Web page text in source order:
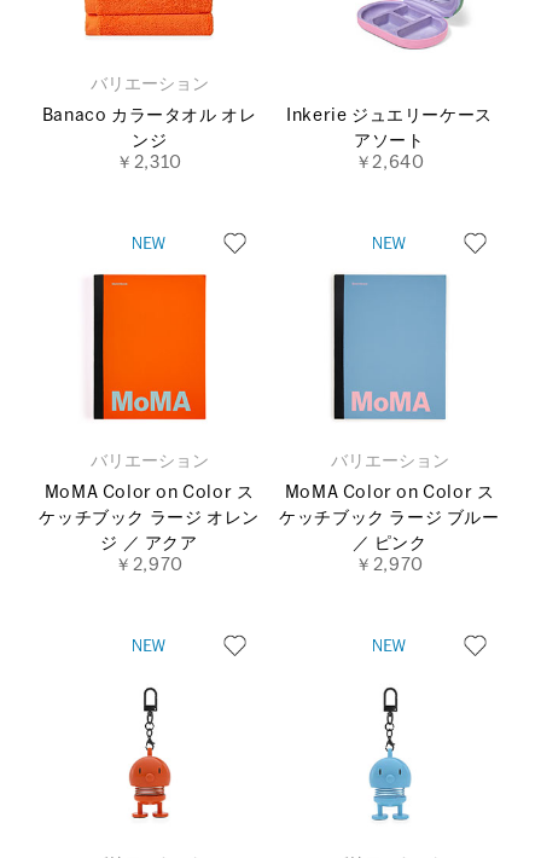
バリエーション
Banaco カラータオル オレ
ンジ
￥2,310
Inkerie ジュエリーケース
アソート
￥2,640
バリエーション
MoMA Color on Color ス
ケッチブック ラージ オレン
ジ ／ アクア
￥2,970
バリエーション
MoMA Color on Color ス
ケッチブック ラージ ブルー
／ ピンク
￥2,970